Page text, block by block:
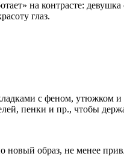
на контрасте:
глаз.
с феном, утюжком и
пенки и пр., чтобы
образ, не менее